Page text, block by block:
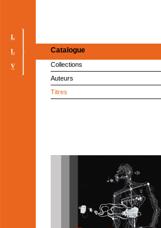
Catalogue
Collections
Auteurs
Titres